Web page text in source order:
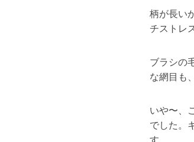
柄が長い
チストレ
ブラシの
な網目も
いや〜、
でした。
す。